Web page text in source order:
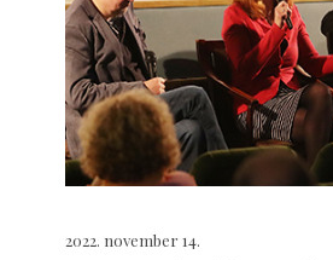
2022. november 14.